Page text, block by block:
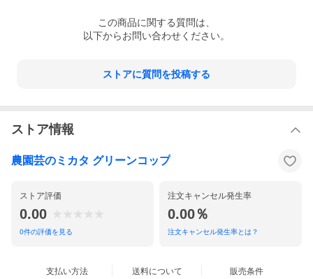
この商品に関する質問は、
以下からお問い合わせください。
ストアに質問を投稿する
ストア情報
農園芸のミカタ グリーンコップ
ストア評価
0.00
0件の評価を見る
注文キャンセル発生率
0.00％
注文キャンセル発生率とは？
支払い方法 送料について 販売条件